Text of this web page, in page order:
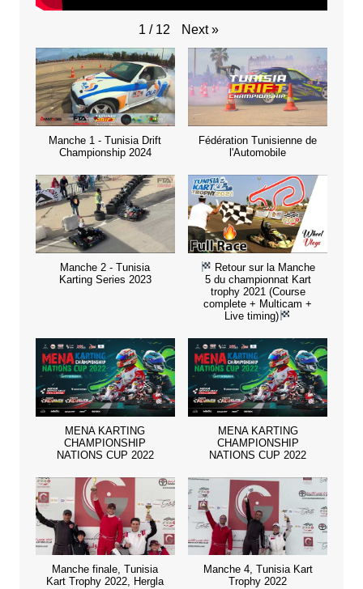
1 / 12 Next »
Manche 1 - Tunisia Drift
Championship 2024
Fédération Tunisienne de
l'Automobile
Manche 2 - Tunisia
Karting Series 2023
Retour sur la Manche
5 du championnat Kart
trophy 2021 (Course
complete + Multicam +
Live timing)
MENA KARTING
CHAMPIONSHIP
NATIONS CUP 2022
MENA KARTING
CHAMPIONSHIP
NATIONS CUP 2022
Manche finale, Tunisia
Kart Trophy 2022, Hergla
Manche 4, Tunisia Kart
Trophy 2022